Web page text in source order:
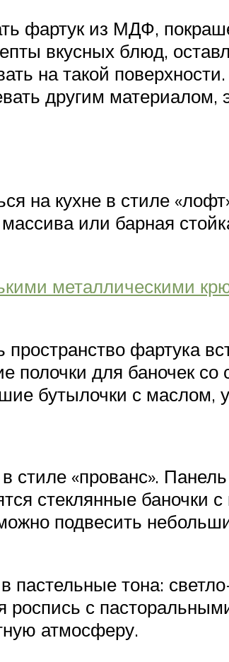
фартук из МДФ,
вкусных блюд,
на такой
другим материалом,
на кухне в стиле
или барная
металлическими
пространство фартука
полочки для баночек
бутылочки с маслом,
стиле «прованс».
стеклянные баночки
подвесить
пастельные тона:
роспись с
атмосферу.